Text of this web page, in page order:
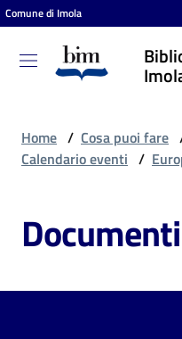
Vai al contenuto
Vai alla navigazione
Vai al footer
Comune di Imola
Biblioteca
comunale
puoi
Home / Cosa puoi fare
Calendario eventi /
Documenti